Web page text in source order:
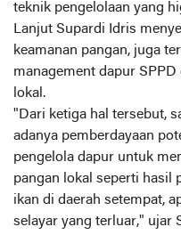
teknik pengelolaan yang
Lanjut Supardi Idris
keamanan pangan, juga
management dapur
lokal.
"Dari ketiga hal tersebut,
adanya pemberdayaan
pengelola dapur untuk
pangan lokal seperti hasil
ikan di daerah setempat,
selayar yang terluar," ujar